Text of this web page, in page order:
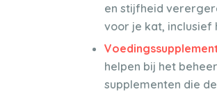
en stijfheid
voor je kat,
helpen bij het
supplementen die